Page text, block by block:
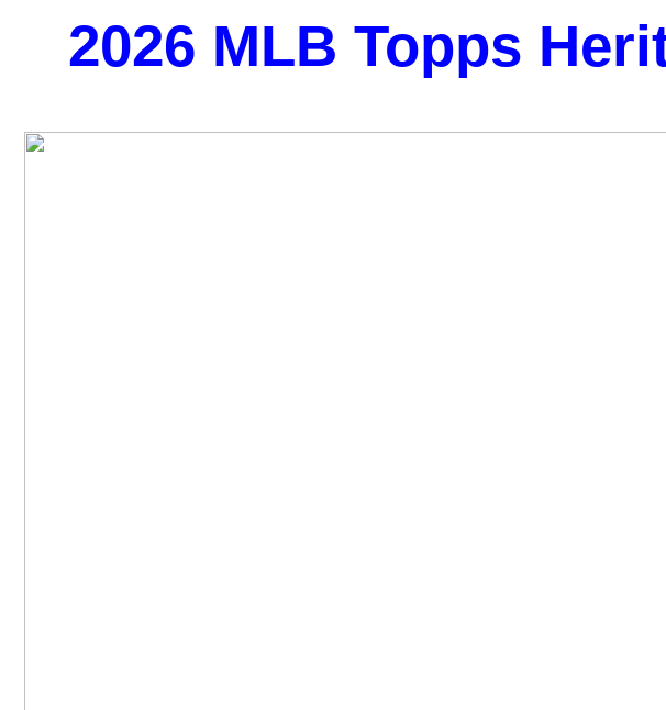
2026 MLB Topps